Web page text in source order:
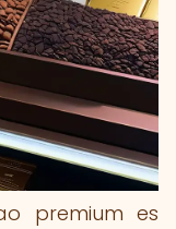
premium es